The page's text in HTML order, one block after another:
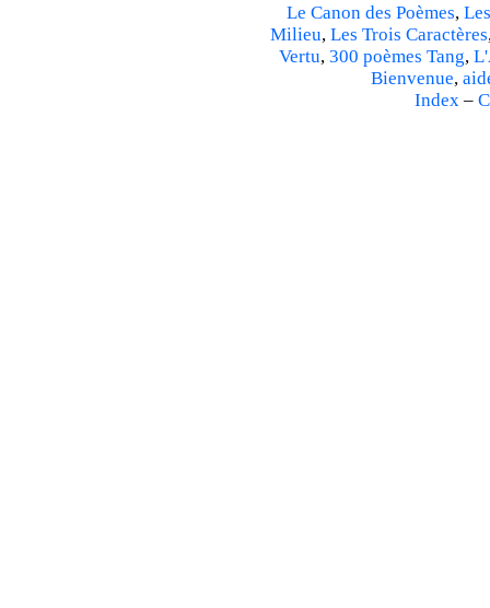
Le Canon des Poèmes,
Milieu, Les Trois Caractères
Vertu, 300 poèmes Tang,
Bienvenue,
Index–